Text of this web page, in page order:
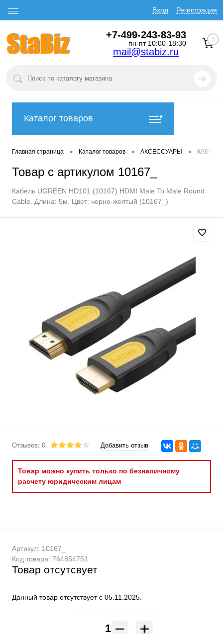
Вход Регистрация
+7-499-243-83-93
пн-пт 10:00-18:30
mail@stabiz.ru
0
Каталог товаров
Главная страница • Каталог товаров • АКСЕССУАРЫ •
Товар с артикулом 10167_
Кабель UGREEN HD101 (10167) HDMI Male To Male Round
Cable. Длина: 5м. Цвет: черно-желтый (10167_)
Отзывов: 0 Добавить отзыв
Товар можно купить только по безналичному
расчету юридическим лицам
Артикул: 10167_
Код товара: 764854751
Товар отсутсвует
Данный товар отсутствует с 05.11.2025.